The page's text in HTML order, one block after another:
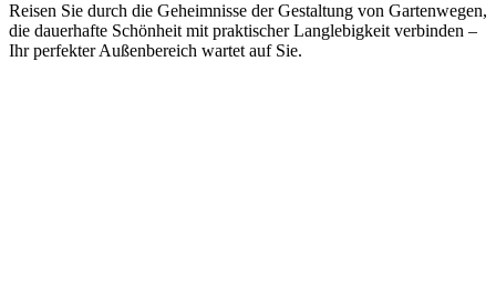
Reisen Sie durch die Geheimnisse der Gestaltung von Gartenwegen,
die dauerhafte Schönheit mit praktischer Langlebigkeit verbinden –
Ihr perfekter Außenbereich wartet auf Sie.